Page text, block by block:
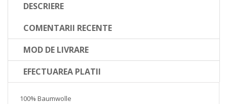
DESCRIERE
COMENTARII RECENTE
MOD DE LIVRARE
EFECTUAREA PLATII
100% Baumwolle